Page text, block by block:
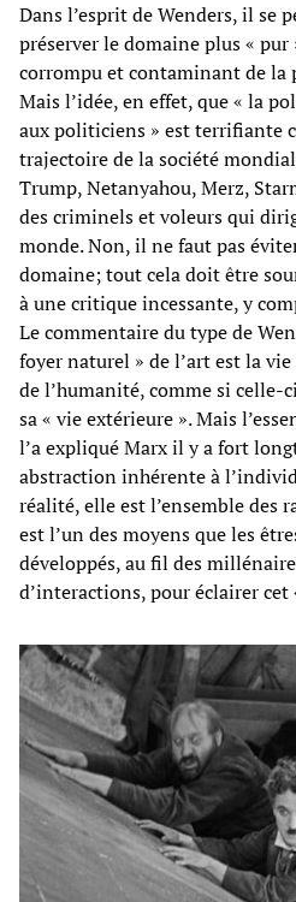
Dans l’esprit de Wenders, il se
préserver le domaine plus « pur
corrompu et contaminant de
Mais l’idée, en effet, que « la
aux politiciens » est terrifiante
trajectoire de la société
Trump, Netanyahou, Merz,
des criminels et voleurs qui
monde. Non, il ne faut pas
domaine; tout cela doit être
à une critique incessante, y
Le commentaire du type de
foyer naturel » de l’art est la
de l’humanité, comme si celle-
sa « vie extérieure ». Mais
l’a expliqué Marx il y a fort
abstraction inhérente à
réalité, elle est l’ensemble des
est l’un des moyens que les
développés, au fil des
d’interactions, pour éclairer cet